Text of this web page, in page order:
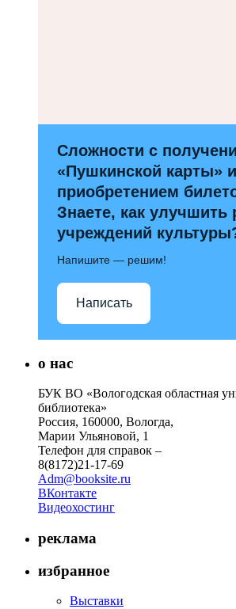
Сложности с
«Пушкинской карты»
приобретением
Знаете, как улучшить
учреждений
Напишите — решим!
Написать
о нас
БУК ВО «Вологодская областная
библиотека»
Россия, 160000, Вологда,
Марии Ульяновой, 1
Телефон для справок –
8(8172)21-17-69
Adm@booksite.ru
ВКонтакте
Видеохостинг
реклама
избранное
Выставки